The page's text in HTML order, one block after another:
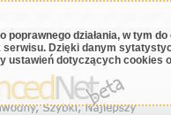
działania, w tym
Dzięki danym
ustawień dotyczących cookies